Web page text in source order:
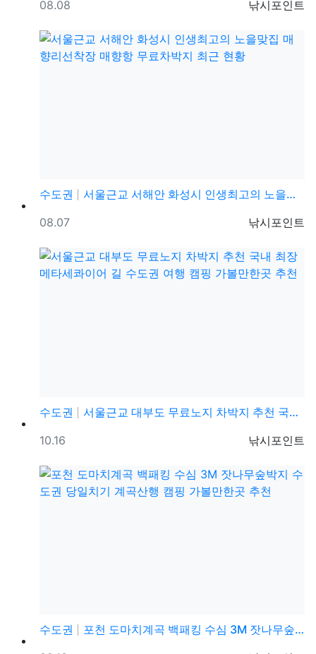
등록자
낚시포인트
등록일
08.08
수도권
서울근교 서해안 화성시 인생최고의 노을맞집 매향리선착장…
등록자
낚시포인트
등록일
08.07
수도권
서울근교 대부도 무료노지 차박지 추천 국내 최장 메타세…
등록자
낚시포인트
등록일
10.16
수도권
포천 도마치계곡 백패킹 수심 3M 잣나무숲박지 수도권 …